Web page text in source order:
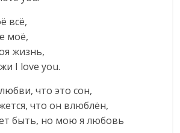
всё,
моё,
жизнь,
I love you.
что это сон,
что он влюблён,
быть, но мою я любовь